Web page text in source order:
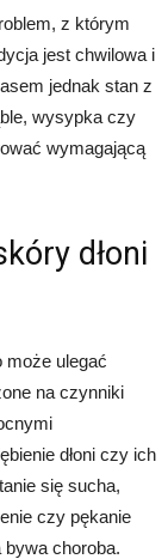
z którym
jest chwilowa i
jednak stan z
wysypka czy
wymagającą
dłoni
może ulegać
na czynniki
dłoni czy ich
się sucha,
czy pękanie
choroba.